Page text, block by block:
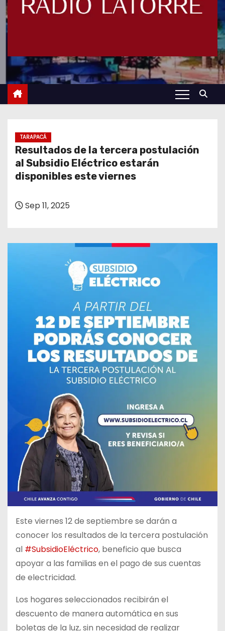
TARAPACÁ
Resultados de la tercera postulación
al Subsidio Eléctrico estarán
disponibles este viernes
Sep 11, 2025
Este viernes 12 de septiembre se darán a
conocer los resultados de la tercera postulación
al #SubsidioEléctrico, beneficio que busca
apoyar a las familias en el pago de sus cuentas
de electricidad.
Los hogares seleccionados recibirán el
descuento de manera automática en sus
boletas de la luz, sin necesidad de realizar